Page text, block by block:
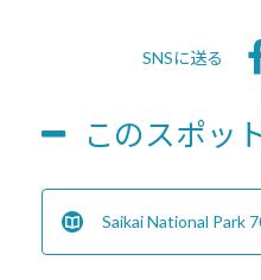
SNSに送る
このスポッ
Saikai National Park